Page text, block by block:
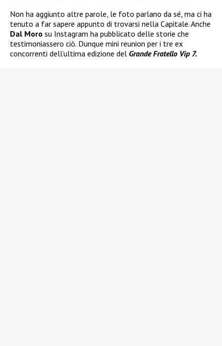
Non ha aggiunto altre parole, le foto parlano da sé, ma ci ha
tenuto a far sapere appunto di trovarsi nella Capitale. Anche
Dal Moro su Instagram ha pubblicato delle storie che
testimoniassero ciò. Dunque mini reunion per i tre ex
concorrenti dell’ultima edizione del Grande Fratello Vip 7.